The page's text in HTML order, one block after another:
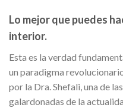
Lo mejor que puedes
interior.
Esta es la verdad
un paradigma
por la Dra. Shefali, una de
galardonadas de la